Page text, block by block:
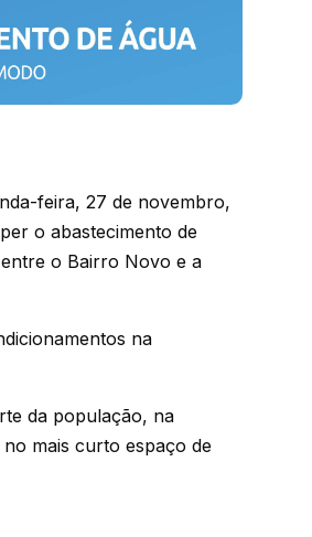
feira, 27 de novembro,
o abastecimento de
o Bairro Novo e a
na
da população, na
mais curto espaço de